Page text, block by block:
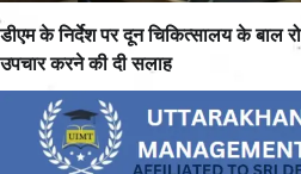
डीएम के निर्देश पर दून चिकित्सालय के बाल
उपचार करने की दी सलाह